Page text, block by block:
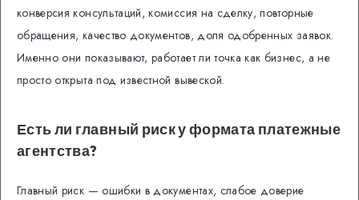
конверсия консультаций, комиссия на сделку, повторные
обращения, качество документов, доля одобренных заявок.
Именно они показывают, работает ли точка как бизнес, а не
просто открыта под известной вывеской.
Есть ли главный риск у формата платежные
агентства?
Главный риск — ошибки в документах, слабое доверие